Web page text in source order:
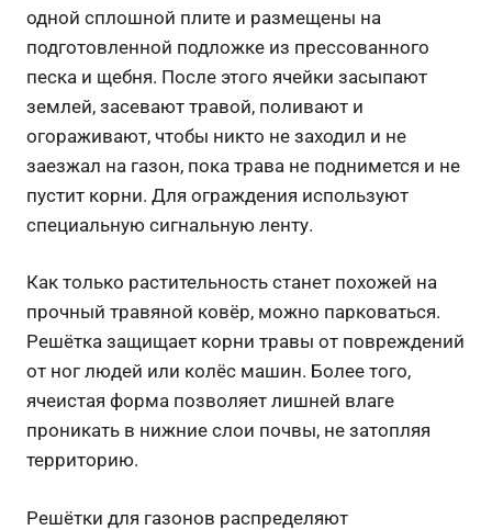
одной сплошной плите и размещены на
подготовленной подложке из прессованного
песка и щебня. После этого ячейки засыпают
землей, засевают травой, поливают и
огораживают, чтобы никто не заходил и не
заезжал на газон, пока трава не поднимется и не
пустит корни. Для ограждения используют
специальную сигнальную ленту.
Как только растительность станет похожей на
прочный травяной ковёр, можно парковаться.
Решётка защищает корни травы от повреждений
от ног людей или колёс машин. Более того,
ячеистая форма позволяет лишней влаге
проникать в нижние слои почвы, не затопляя
территорию.
Решётки для газонов распределяют